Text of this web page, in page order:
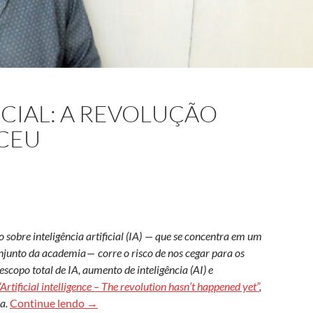
A REVOLUÇÃO
inteligência artificial (IA) — que se concentra em um
da academia — corre o risco de nos cegar para os
total de IA, aumento de inteligência (AI) e
intelligence – The revolution hasn’t happened yet”,
Continue lendo Inteligência artificial: a revolução ainda não
→